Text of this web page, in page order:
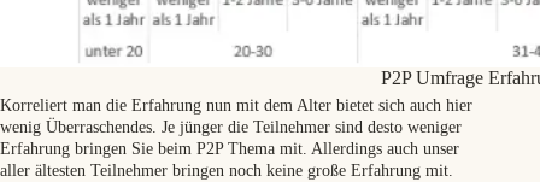
P2P Umfrage
Korreliert man die Erfahrung nun mit dem Alter bietet sich auch hier
wenig Überraschendes. Je jünger die Teilnehmer sind desto weniger
Erfahrung bringen Sie beim P2P Thema mit. Allerdings auch unser
aller ältesten Teilnehmer bringen noch keine große Erfahrung mit.